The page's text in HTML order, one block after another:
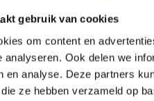
gebruik van cookies
om content en
analyseren. Ook delen we
en analyse. Deze partners
ze hebben verzameld op